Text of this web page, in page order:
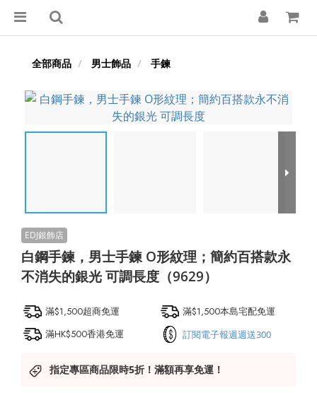
全部商品 男士飾品 手鍊
白鋼手鍊，男士手鍊 O形紋理；簡約百搭款永
不消失的銀光 可調長度（9629）
滿$1,500超商免運
滿$1,500本島宅配免運
滿HK$500香港免運
訂閱電子報週週送300
指定專區商品限時5折！滿額再享免運！